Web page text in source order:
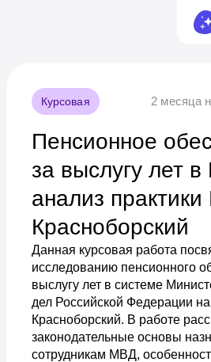
Курсовая 2 месяца
Пенсионное
за выслугу лет
анализ
Красноборский
Данная курсовая работа
исследованию пенсионного
выслугу лет в системе
дел Российской Федерации
Красноборский. В работе
законодательные основы
сотрудникам МВД,